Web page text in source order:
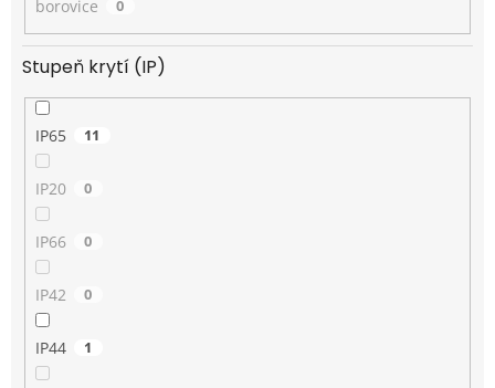
borovice 0
Stupeň krytí (IP)
IP65 11
IP20 0
IP66 0
IP42 0
IP44 1